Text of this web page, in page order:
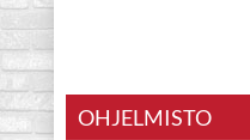
OHJELMISTO